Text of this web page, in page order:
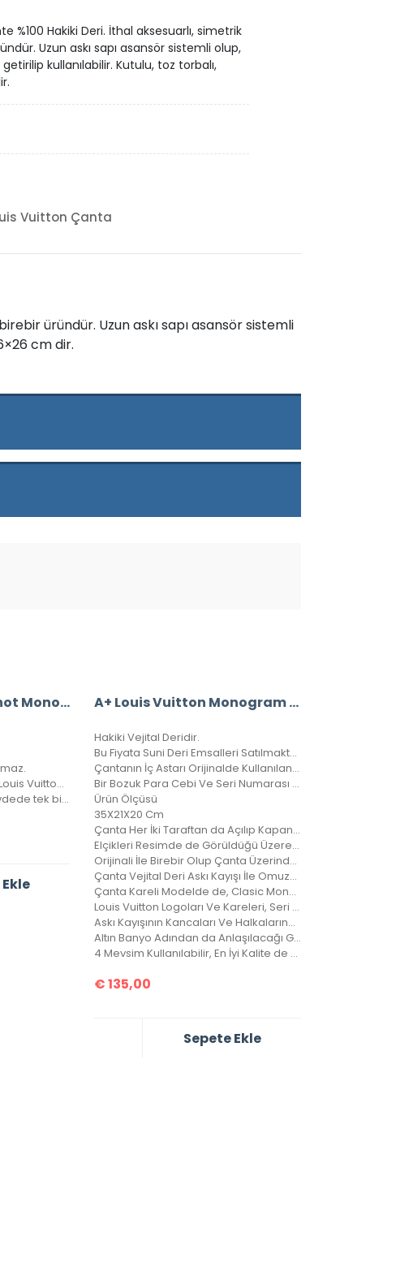
%100 Hakiki Deri. İthal aksesuarlı, simetrik
Uzun askı sapı asansör sistemli olup,
kullanılabilir. Kutulu, toz torbalı,
Vuitton Çanta
üründür. Uzun askı sapı asansör sistemli
cm dir.
A+ Louis Vuitton Junot Monogram Empreinte Leather
Aksesuar ve kapsüller de Louis Vuitton yazısı mevcuttur.
Çanta içerisinde, arka gövdede tek bir göz bulunmaktadır.
A+ Louis Vuitton Monogram Bandouliere Speedy 35’Lik Vejital Deri CRL242
Hakiki Vejital Deridir.
Bu Fiyata Suni Deri Emsalleri Satılmaktadır.
Çantanın İç Astarı Orijinalde Kullanılan Astardır.
Bir Bozuk Para Cebi Ve Seri Numarası Mevcuttur.
Ürün Ölçüsü
35X21X20 Cm
Çanta Her İki Taraftan da Açılıp Kapanabilir.
Elçikleri Resimde de Görüldüğü Üzere Kilitlenebilir.
Orijinali İle Birebir Olup Çanta Üzerindeki Desen Sayısı Orjinalinde ki İle Aynıdır.
Çanta Vejital Deri Askı Kayışı İle Omuzda, Çarpraz Ve Düz Taşınabilir.
Çanta Kareli Modelde de, Clasic Monogramlı Modelde de, Orjinalinde ki Kare Sayısı İle Çantamızdaki Kare Sayıları Eşittir.
Louis Vuitton Logoları Ve Kareleri, Seri Numarası, Bozuk Para Cebi İle Birebir Aynıdır.
Askı Kayışının Kancaları Ve Halkalarında Louis Vuitton Yazıları Mevcuttur Ve Metal Aksamları Altın Banyodur.
Altın Banyo Adından da Anlaşılacağı Gibi, Kaplamanın En Kaliteli Olanıdır. Ömürlüktür, Yıllarca Kararmaz, Sararmaz.
4 Mevsim Kullanılabilir, En İyi Kalite de Bir Çantadır.
€135,00
Sepete Ekle